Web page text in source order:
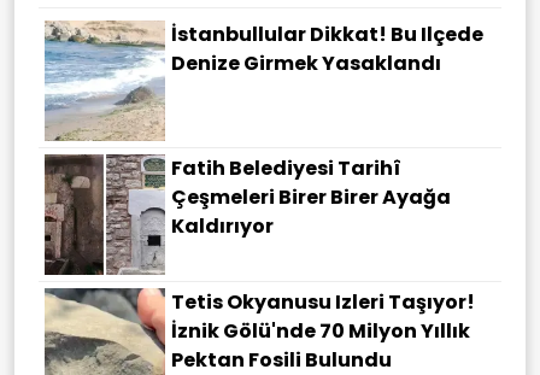
İstanbullular Dikkat! Bu Ilçede
Denize Girmek Yasaklandı
Fatih Belediyesi Tarihî
Çeşmeleri Birer Birer Ayağa
Kaldırıyor
Tetis Okyanusu Izleri Taşıyor!
İznik Gölü'nde 70 Milyon Yıllık
Pektan Fosili Bulundu